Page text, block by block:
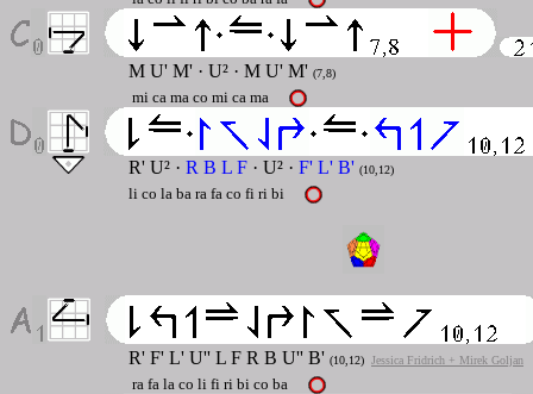
M U' M' · U² · M U' M' (7,8)
mi ca ma co mi ca ma
R' U² · R B L F · U² · F' L' B' (10,12)
li co la ba ra fa co fi ri bi
R' F' L' U'' L F R B U'' B' (10,12) Jessica Fridrich + Mirek Goljan
ra fa la co li fi ri bi co ba